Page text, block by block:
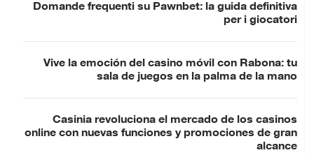
Domande frequenti su Pawnbet: la guida definitiva
per i giocatori
Vive la emoción del casino móvil con Rabona: tu
sala de juegos en la palma de la mano
Casinia revoluciona el mercado de los casinos
online con nuevas funciones y promociones de gran
alcance